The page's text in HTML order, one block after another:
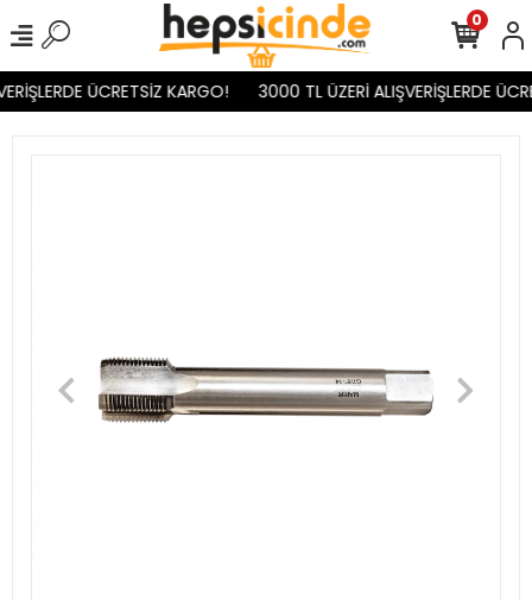
ÜCRETSİZ KARGO! 3000 TL ÜZERİ ALIŞVERİŞLERDE
0